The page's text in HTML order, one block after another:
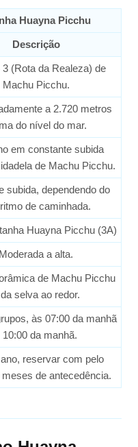
Huayna Picchu
Descrição
(Rota da Realeza) de
Machu Picchu.
a 2.720 metros
do nível do mar.
em constante subida
de Machu Picchu.
subida, dependendo do
de caminhada.
Huayna Picchu (3A)
Moderada a alta.
de Machu Picchu
selva ao redor.
às 07:00 da manhã
10:00 da manhã.
reservar com pelo
de antecedência.